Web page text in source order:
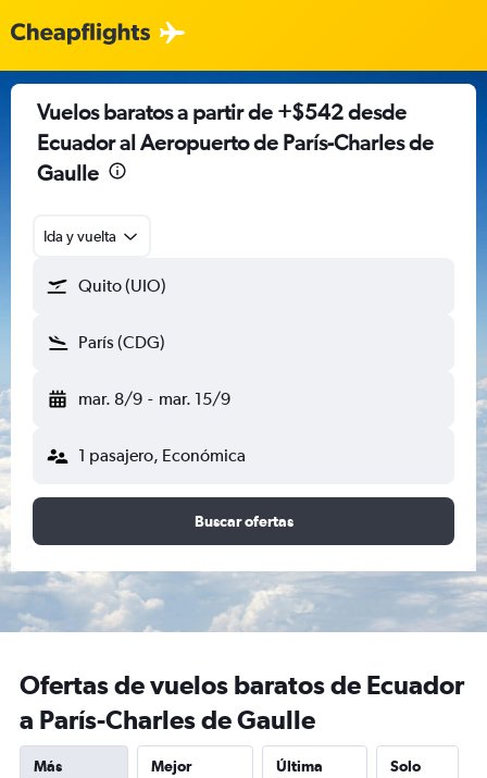
Vuelos baratos a partir de +$542 desde
Ecuador al Aeropuerto de París-Charles de
Gaulle
Ida y vuelta
Quito (UIO)
París (CDG)
mar. 8/9 - mar. 15/9
1 pasajero, Económica
Buscar ofertas
Ofertas de vuelos baratos de Ecuador
a París-Charles de Gaulle
Más
Mejor
Última
Solo